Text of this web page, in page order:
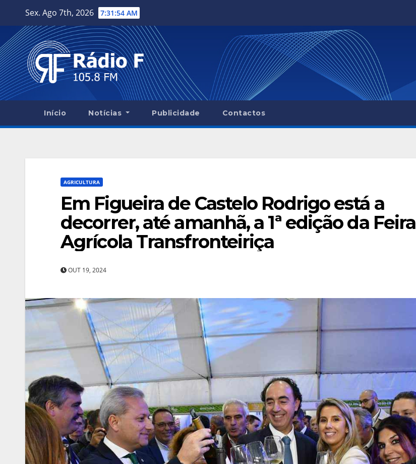
content
Sex. Ago 7th, 2026 7:31:56 AM
Início Notícias Publicidade Contactos
AGRICULTURA
Em Figueira de Castelo Rodrigo está a
decorrer, até amanhã, a 1ª edição da Feira
Agrícola Transfronteiriça
OUT 19, 2024